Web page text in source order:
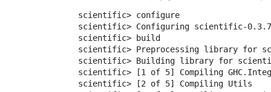
scientific> configure
scientific> Configuring scientific-
scientific> build
scientific> Preprocessing library for
scientific> Building library for
scientific> [1 of 5] Compiling
scientific> [2 of 5] Compiling Utils